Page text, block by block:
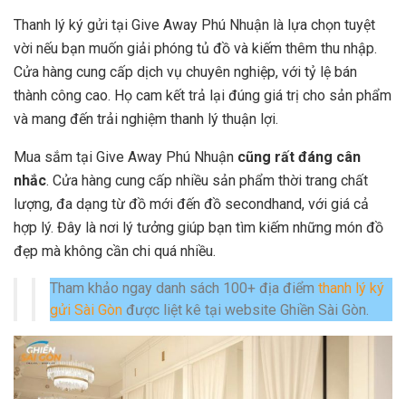
Thanh lý ký gửi tại Give Away Phú Nhuận là lựa chọn tuyệt
vời nếu bạn muốn giải phóng tủ đồ và kiếm thêm thu nhập.
Cửa hàng cung cấp dịch vụ chuyên nghiệp, với tỷ lệ bán
thành công cao. Họ cam kết trả lại đúng giá trị cho sản phẩm
và mang đến trải nghiệm thanh lý thuận lợi.
Mua sắm tại Give Away Phú Nhuận cũng rất đáng cân
nhắc. Cửa hàng cung cấp nhiều sản phẩm thời trang chất
lượng, đa dạng từ đồ mới đến đồ secondhand, với giá cả
hợp lý. Đây là nơi lý tưởng giúp bạn tìm kiếm những món đồ
đẹp mà không cần chi quá nhiều.
Tham khảo ngay danh sách 100+ địa điểm thanh lý ký
gửi Sài Gòn được liệt kê tại website Ghiền Sài Gòn.